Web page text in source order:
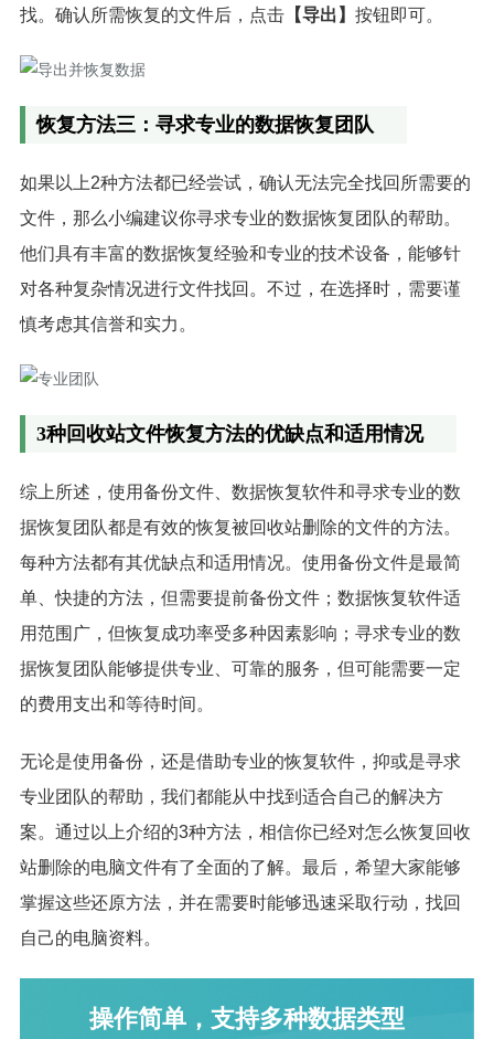
找。确认所需恢复的文件后，点击【导出】 按钮即可。
恢复方法三：寻求专业的数据恢复团队
如果以上2种方法都已经尝试，确认无法完全找回所需要的
文件，那么小编建议你寻求专业的数据恢复团队的帮助。
他们具有丰富的数据恢复经验和专业的技术设备，能够针
对各种复杂情况进行文件找回。不过，在选择时，需要谨
慎考虑其信誉和实力。
3种回收站文件恢复方法的优缺点和适用情况
综上所述，使用备份文件、数据恢复软件和寻求专业的数
据恢复团队都是有效的恢复被回收站删除的文件的方法。
每种方法都有其优缺点和适用情况。使用备份文件是最简
单、快捷的方法，但需要提前备份文件；数据恢复软件适
用范围广，但恢复成功率受多种因素影响；寻求专业的数
据恢复团队能够提供专业、可靠的服务，但可能需要一定
的费用支出和等待时间。
无论是使用备份，还是借助专业的恢复软件，抑或是寻求
专业团队的帮助，我们都能从中找到适合自己的解决方
案。通过以上介绍的3种方法，相信你已经对怎么恢复回收
站删除的电脑文件有了全面的了解。最后，希望大家能够
掌握这些还原方法，并在需要时能够迅速采取行动，找回
自己的电脑资料。
操作简单，支持多种数据类型